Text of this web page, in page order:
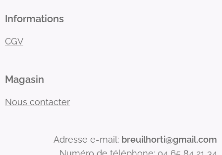
Informations
CGV
Magasin
Nous contacter
Adresse e-mail: breuilhorti@gmail.com